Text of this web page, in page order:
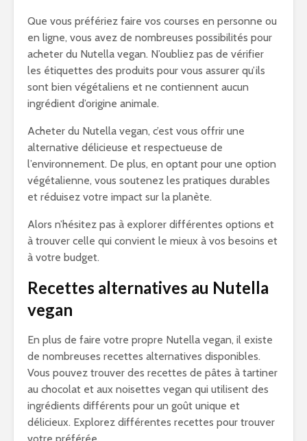
Que vous préfériez faire vos courses en personne ou
en ligne, vous avez de nombreuses possibilités pour
acheter du Nutella vegan. N’oubliez pas de vérifier
les étiquettes des produits pour vous assurer qu’ils
sont bien végétaliens et ne contiennent aucun
ingrédient d’origine animale.
Acheter du Nutella vegan, c’est vous offrir une
alternative délicieuse et respectueuse de
l’environnement. De plus, en optant pour une option
végétalienne, vous soutenez les pratiques durables
et réduisez votre impact sur la planète.
Alors n’hésitez pas à explorer différentes options et
à trouver celle qui convient le mieux à vos besoins et
à votre budget.
Recettes alternatives au Nutella
vegan
En plus de faire votre propre Nutella vegan, il existe
de nombreuses recettes alternatives disponibles.
Vous pouvez trouver des recettes de pâtes à tartiner
au chocolat et aux noisettes vegan qui utilisent des
ingrédients différents pour un goût unique et
délicieux. Explorez différentes recettes pour trouver